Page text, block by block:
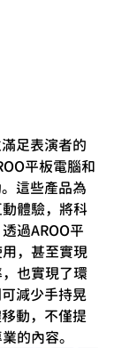
足表演者的
平板電腦和
這些產品為
體驗，將科
過AROO平
，甚至實現
也實現了環
減少手持晃
動，不僅提
的內容。